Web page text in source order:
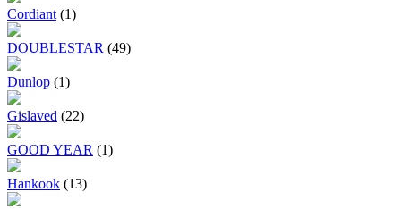
Cordiant (1)
DOUBLESTAR (49)
Dunlop (1)
Gislaved (22)
GOOD YEAR (1)
Hankook (13)